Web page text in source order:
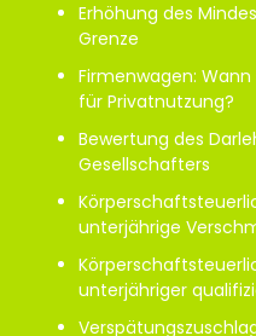
Erhöhung des
Grenze
Firmenwagen:
für Privatnutzung?
Bewertung des
Gesellschafters
unterjährige
unterjähriger